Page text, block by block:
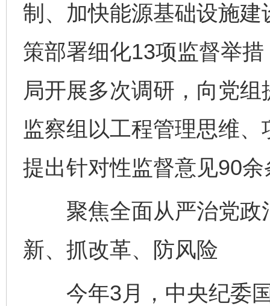
制、加快能源基础设施
策部署细化13项监督举
局开展多次调研，向党
监察组以工程管理思维
提出针对性监督意见90余
聚焦全面从严治党政
新、抓改革、防风险
今年3月，中央纪委国